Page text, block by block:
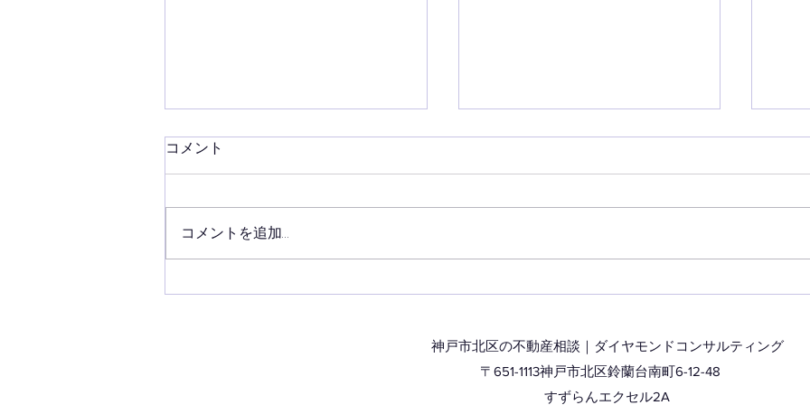
生命保険で相続税対策ができ
相続税の債務控除とは？
相
コメント
コメントを追加…
神戸市北区の不動産相談｜ダイヤモンドコンサルティング
〒651-1113神戸市北区鈴蘭台南町6-12-48
​すずらんエクセル2A